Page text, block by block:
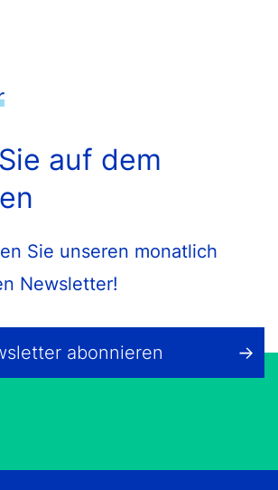
auf dem
Sie unseren monatlich
Newsletter!
abonnieren